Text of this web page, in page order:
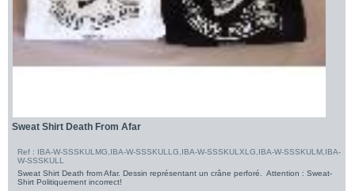
Sweat Shirt Death From Afar
Ref : IBA-W-SSSKULMG,IBA-W-SSSKULLG,IBA-W-SSSKULXLG,IBA-W-SSSKULM,IBA-
W-SSSKULL
Sweat Shirt Death from Afar. Dessin représentant un crâne perforé. Attention : Sweat-
Shirt Politiquement incorrect!